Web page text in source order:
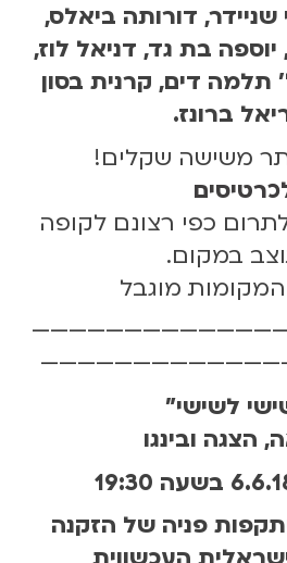
שניידר, דורותה ביאלס,
בת גד, דניאל לוז,
תלמה דים, קרנית בסון
ברונז.
משישה שקלים!
לתרום כפי רצונם לקופה
במקום.
מוגבל
לשישי"
הצגה ובינגו
פניה של הזקנה